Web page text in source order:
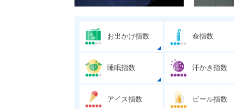
お出かけ指数 傘指数
睡眠指数 汗かき指数
アイス指数 ビール指数